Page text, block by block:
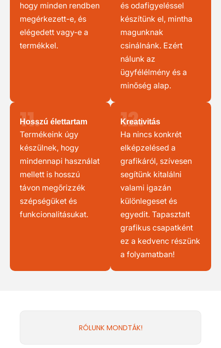
hogy minden rendben
megérkezett-e, és
elégedett vagy-e a
termékkel.
és odafigyeléssel
készítünk el, mintha
magunknak
csinálnánk. Ezért
nálunk az
ügyfélélmény és a
minőség alap.
11.
Hosszú élettartam
Termékeink úgy
készülnek, hogy
mindennapi használat
mellett is hosszú
távon megőrizzék
szépségüket és
funkcionalitásukat.
12.
Kreativitás
Ha nincs konkrét
elképzelésed a
grafikáról, szívesen
segítünk kitalálni
valami igazán
különlegeset és
egyedit. Tapasztalt
grafikus csapatként
ez a kedvenc részünk
a folyamatban!
RÓLUNK MONDTÁK!